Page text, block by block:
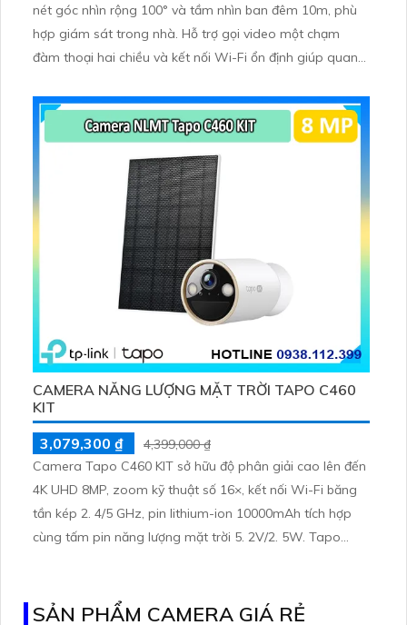
nét góc nhìn rộng 100° và tầm nhìn ban đêm 10m, phù
hợp giám sát trong nhà. Hỗ trợ gọi video một chạm
đàm thoại hai chiều và kết nối Wi-Fi ổn định giúp quan
256GB hoặc lưu đám mây dễ lắp đặt cho gia đình và văn
phòng nhỏ.
CAMERA NĂNG LƯỢNG MẶT TRỜI TAPO C460
KIT
3,079,300 ₫
4,399,000 ₫
Camera Tapo C460 KIT sở hữu độ phân giải cao lên đến
4K UHD 8MP, zoom kỹ thuật số 16×, kết nối Wi-Fi băng
tần kép 2. 4/5 GHz, pin lithium-ion 10000mAh tích hợp
cùng tấm pin năng lượng mặt trời 5. 2V/2. 5W. Tapo
SẢN PHẨM CAMERA GIÁ RẺ